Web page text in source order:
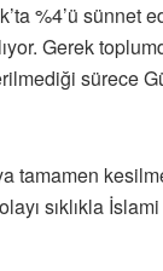
%4’ü sünnet
Gerek
sürece
tamamen
sıklıkla